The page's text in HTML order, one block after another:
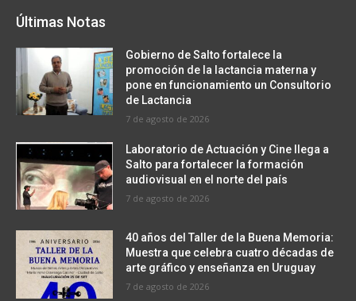
Últimas Notas
Gobierno de Salto fortalece la
promoción de la lactancia materna y
pone en funcionamiento un Consultorio
de Lactancia
7 de agosto de 2026
Laboratorio de Actuación y Cine llega a
Salto para fortalecer la formación
audiovisual en el norte del país
7 de agosto de 2026
40 años del Taller de la Buena Memoria:
Muestra que celebra cuatro décadas de
arte gráfico y enseñanza en Uruguay
7 de agosto de 2026